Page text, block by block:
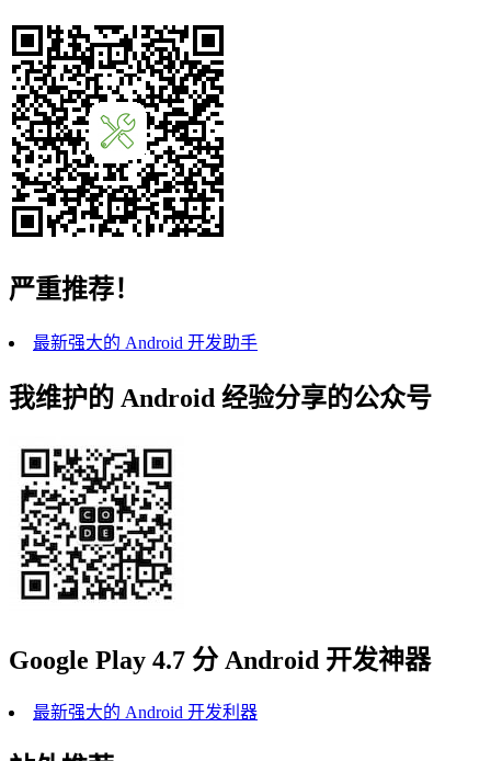
严重推荐！
最新强大的 Android 开发助手
我维护的 Android 经验分享的公众号
Google Play 4.7 分 Android 开发神器
最新强大的 Android 开发利器